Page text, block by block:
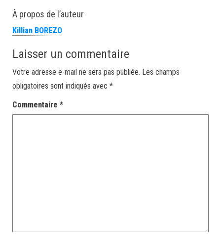
À propos de l’auteur
Killian BOREZO
Laisser un commentaire
Votre adresse e-mail ne sera pas publiée. Les champs
obligatoires sont indiqués avec *
Commentaire *